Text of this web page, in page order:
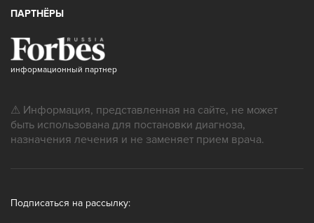
ПАРТНЁРЫ
информационный партнер
⚠ Информация, представленная на сайте, не может
быть использована для постановки диагноза,
назначения лечения и не заменяет прием врача.
Подписаться на рассылку: